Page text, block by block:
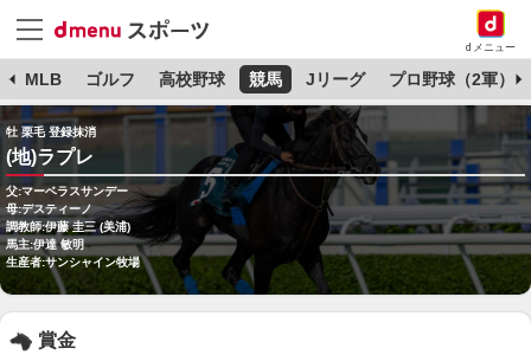
dメニュー
MLB ゴルフ 高校野球 競馬 Jリーグ プロ野球（2軍）
牡 栗毛 登録抹消
(地)ラプレ
父:マーベラスサンデー
母:デスティーノ
調教師:伊藤 圭三 (美浦)
馬主:伊達 敏明
生産者:サンシャイン牧場
賞金